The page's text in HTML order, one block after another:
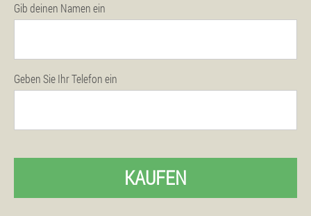
Gib deinen Namen ein
Geben Sie Ihr Telefon ein
KAUFEN